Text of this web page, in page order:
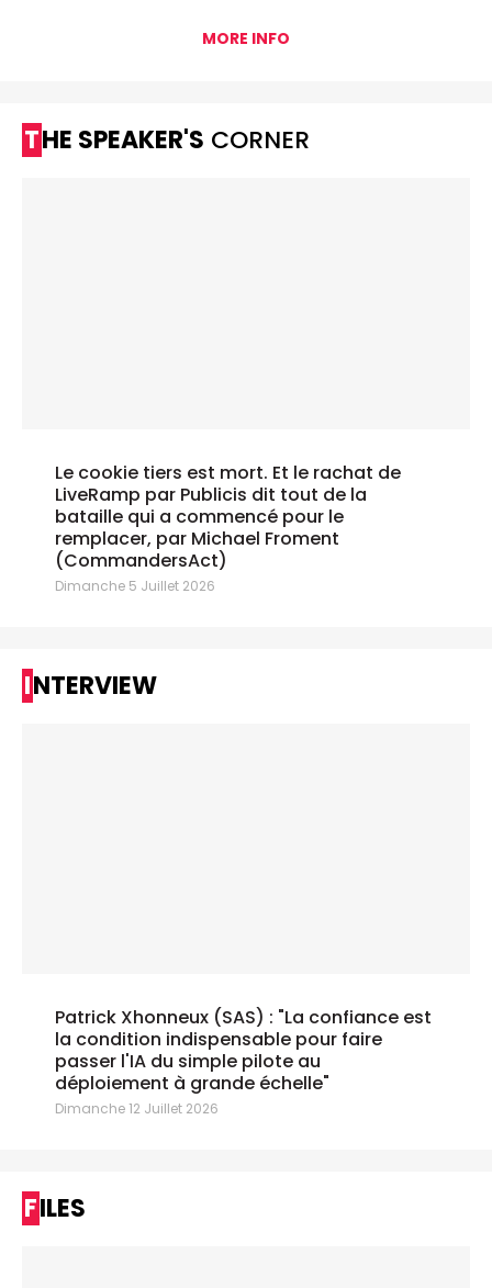
MORE INFO
THE SPEAKER'S CORNER
Le cookie tiers est mort. Et le rachat de
LiveRamp par Publicis dit tout de la
bataille qui a commencé pour le
remplacer, par Michael Froment
(CommandersAct)
Dimanche 5 Juillet 2026
INTERVIEW
Patrick Xhonneux (SAS) : "La confiance est
la condition indispensable pour faire
passer l'IA du simple pilote au
déploiement à grande échelle"
Dimanche 12 Juillet 2026
FILES